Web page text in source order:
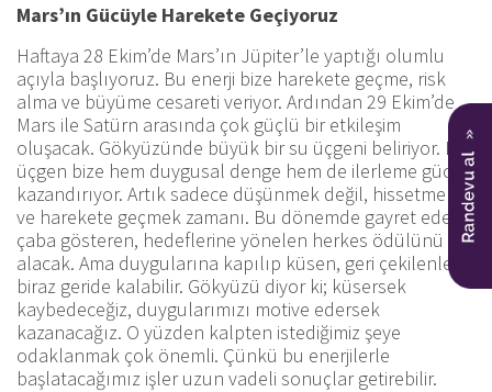
Mars’ın Gücüyle Harekete Geçiyoruz
Haftaya 28 Ekim’de Mars’ın Jüpiter’le yaptığı olumlu
açıyla başlıyoruz. Bu enerji bize harekete geçme, risk
alma ve büyüme cesareti veriyor. Ardından 29 Ekim’de
Mars ile Satürn arasında çok güçlü bir etkileşim
oluşacak. Gökyüzünde büyük bir su üçgeni beliriyor. Bu
üçgen bize hem duygusal denge hem de ilerleme gücü
kazandırıyor. Artık sadece düşünmek değil, hissetmek
ve harekete geçmek zamanı. Bu dönemde gayret eden,
çaba gösteren, hedeflerine yönelen herkes ödülünü
alacak. Ama duygularına kapılıp küsen, geri çekilenler
biraz geride kalabilir. Gökyüzü diyor ki; küsersek
kaybedeceğiz, duygularımızı motive edersek
kazanacağız. O yüzden kalpten istediğimiz şeye
odaklanmak çok önemli. Çünkü bu enerjilerle
başlatacağımız işler uzun vadeli sonuçlar getirebilir.